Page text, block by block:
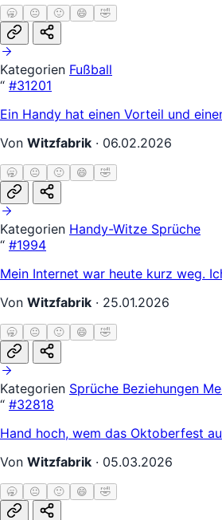
🥱 😐 🙂 😄 🤣
Kategorien Fußball
“ #31201
Ein Handy hat einen Vorteil und
Von Witzfabrik · 06.02.2026
🥱 😐 🙂 😄 🤣
Kategorien Handy-Witze Sprüche
“ #1994
Mein Internet war heute kurz weg.
Von Witzfabrik · 25.01.2026
🥱 😐 🙂 😄 🤣
Kategorien Sprüche Beziehungen
“ #32818
Hand hoch, wem das Oktoberfest
Von Witzfabrik · 05.03.2026
🥱 😐 🙂 😄 🤣